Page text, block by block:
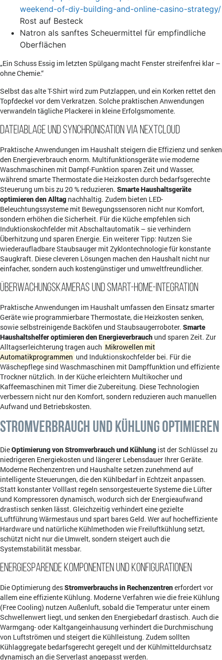
weekend-of-diy-building-and-online-casino-strategy/
Rost auf Besteck
Natron als sanftes Scheuermittel für empfindliche
Oberflächen
„Ein Schuss Essig im letzten Spülgang macht Fenster streifenfrei klar –
ohne Chemie.“
Selbst das alte T-Shirt wird zum Putzlappen, und ein Korken rettet den
Topfdeckel vor dem Verkratzen. Solche praktischen Anwendungen
verwandeln tägliche Plackerei in kleine Erfolgsmomente.
Dateiablage und Synchronisation via Nextcloud
Praktische Anwendungen im Haushalt steigern die Effizienz und senken
den Energieverbrauch enorm. Multifunktionsgeräte wie moderne
Waschmaschinen mit Dampf-Funktion sparen Zeit und Wasser,
während smarte Thermostate die Heizkosten durch bedarfsgerechte
Steuerung um bis zu 20 % reduzieren. Smarte Haushaltsgeräte
optimieren den Alltag nachhaltig. Zudem bieten LED-
Beleuchtungssysteme mit Bewegungssensoren nicht nur Komfort,
sondern erhöhen die Sicherheit. Für die Küche empfehlen sich
Induktionskochfelder mit Abschaltautomatik – sie verhindern
Überhitzung und sparen Energie. Ein weiterer Tipp: Nutzen Sie
wiederaufladbare Staubsauger mit Zyklontechnologie für konstante
Saugkraft. Diese cleveren Lösungen machen den Haushalt nicht nur
einfacher, sondern auch kostengünstiger und umweltfreundlicher.
Überwachungskameras und Smart-Home-Integration
Praktische Anwendungen im Haushalt umfassen den Einsatz smarter
Geräte wie programmierbare Thermostate, die Heizkosten senken,
sowie selbstreinigende Backöfen und Staubsaugerroboter. Smarte
Haushaltshelfer optimieren den Energieverbrauch und sparen Zeit. Zur
Alltagserleichterung tragen auch Mikrowellen mit
Automatikprogrammen und Induktionskochfelder bei. Für die
Wäschepflege sind Waschmaschinen mit Dampffunktion und effiziente
Trockner nützlich. In der Küche erleichtern Multikocher und
Kaffeemaschinen mit Timer die Zubereitung. Diese Technologien
verbessern nicht nur den Komfort, sondern reduzieren auch manuellen
Aufwand und Betriebskosten.
Stromverbrauch und Kühlung optimieren
DieOptimierung von Stromverbrauch und Kühlung ist der Schlüssel zu
niedrigeren Energiekosten und längerer Lebensdauer Ihrer Geräte.
Moderne Rechenzentren und Haushalte setzen zunehmend auf
intelligente Steuerungen, die den Kühlbedarf in Echtzeit anpassen.
Statt konstanter Volllast regeln sensorgesteuerte Systeme die Lüfter
und Kompressoren dynamisch, wodurch sich der Energieaufwand
drastisch senken lässt. Gleichzeitig verhindert eine gezielte
Luftführung Wärmestaus und spart bares Geld. Wer auf hocheffiziente
Hardware und natürliche Kühlmethoden wie Freiluftkühlung setzt,
schützt nicht nur die Umwelt, sondern steigert auch die
Systemstabilität messbar.
Energiesparende Komponenten und Konfigurationen
Die Optimierung desStromverbrauchs in Rechenzentrenerfordert vor
allem eine effiziente Kühlung. Moderne Verfahren wie die freie Kühlung
(Free Cooling) nutzen Außenluft, sobald die Temperatur unter einem
Schwellenwert liegt, und senken den Energiebedarf drastisch. Auch die
Warmgang- oder Kaltgangeinhausung verhindert die Durchmischung
von Luftströmen und steigert die Kühlleistung. Zudem sollten
Kühlaggregate bedarfsgerecht geregelt und der Kühlmitteldurchsatz
dynamisch an die Serverlast angepasst werden.